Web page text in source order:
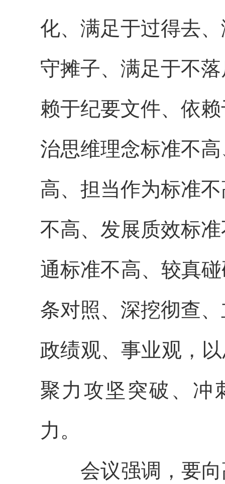
化、满足于过得去
守摊子、满足于不
赖于纪要文件、依
治思维理念标准不
高、担当作为标准
不高、发展质效标
通标准不高、较真
条对照、深挖彻查
政绩观、事业观，
聚力攻坚突破、冲
力。
会议强调，要